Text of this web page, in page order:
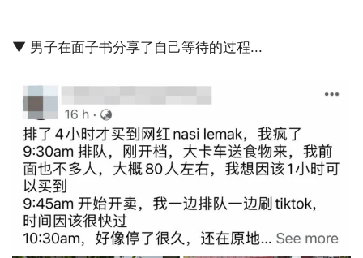
▼ 男子在面子书分享了自己等待的过程...